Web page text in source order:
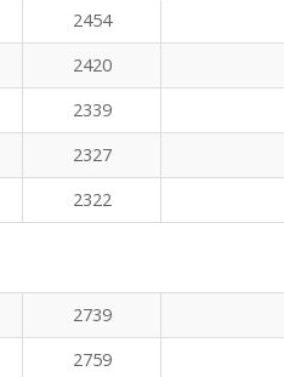
2454
2420
2339
2327
2322
2739
2759